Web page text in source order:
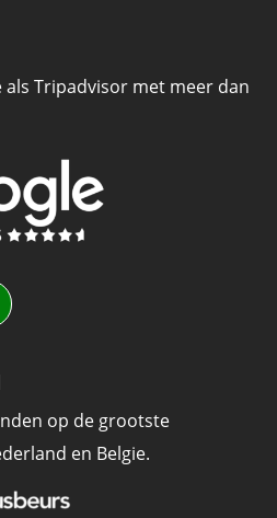
als Tripadvisor met meer dan
op de grootste
en Belgie.